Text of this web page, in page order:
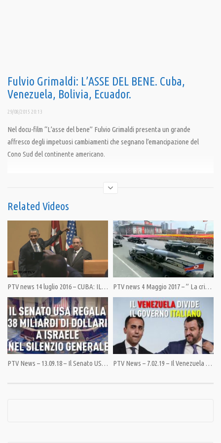
Fulvio Grimaldi: L’ASSE DEL BENE. Cuba,
Venezuela, Bolivia, Ecuador.
29/08/2015 20:13
Nel docu-film “L’asse del bene” Fulvio Grimaldi presenta un grande
affresco degli impetuosi cambiamenti che segnano l’emancipazione del
Cono Sud del continente americano.
Category:PrimoPiano,Speciali
Tags:Bolivia,Cuba,Ecuador, Fulvio Grimaldi , Venezuela
Related Videos
PTV news 14 luglio 2016 – CUBA: IL CONGRESSO SCONFESSA OBAMA PTV news 4 Maggio 2017 – ” La crisi nordcoreana è un’orchestrazione di Washington”
PTV News – 13.09.18 – Il Senato USA regala 38 miliardi di dollari a Israele nel silenzio generale PTV News – 7.02.19 – Il Venezuela divide il governo italiano